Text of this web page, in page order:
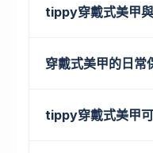
tippy穿戴式美甲
穿戴式美甲的日常
tippy穿戴式美甲